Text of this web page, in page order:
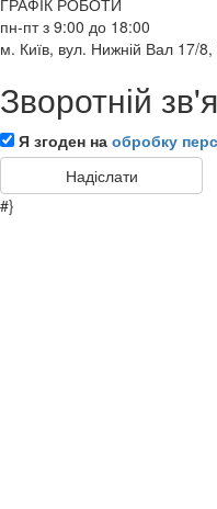
пн-пт з 9:00 до 18:00
м. Київ, вул. Нижній Вал 17/
Зворотній
Я згоден на обробку
#}